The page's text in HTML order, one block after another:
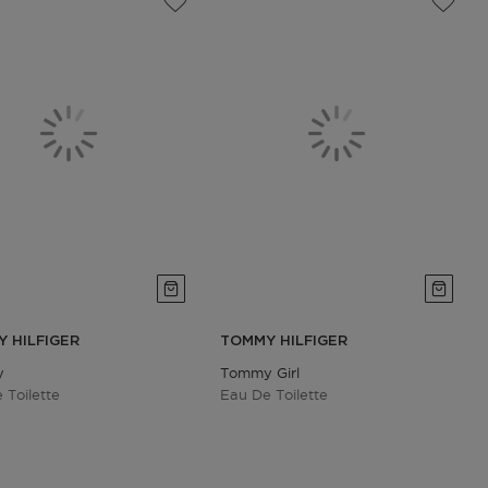
HILFIGER
Toilette
TOMMY HILFIGER
Tommy Girl
Eau De Toilette